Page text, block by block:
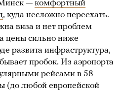
— комфортный
, куда несложно переехать.
виза и нет проблем
цены сильно ниже
развита инфраструктура,
пробок. Из аэропорта
рейсами в 58
(до любой европейской